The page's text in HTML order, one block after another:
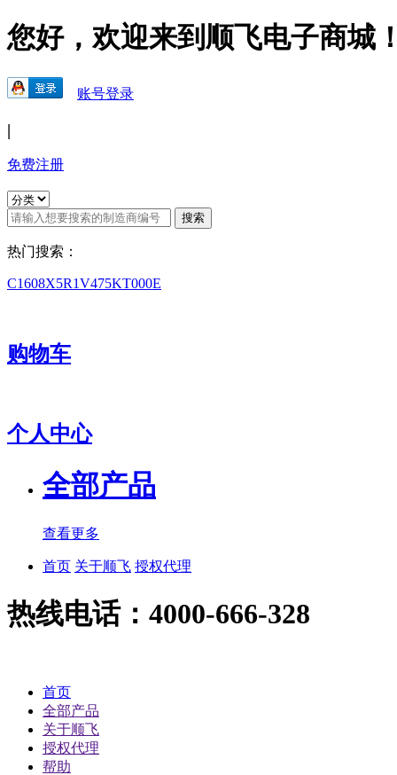
您好，欢迎来到顺飞电子商城
账号登录
|
免费注册
热门搜索：
C1608X5R1V475KT000E
购物车
个人中心
全部产品
查看更多
首页 关于顺飞 授权代理
热线电话：4000-666-328
首页
全部产品
关于顺飞
授权代理
帮助